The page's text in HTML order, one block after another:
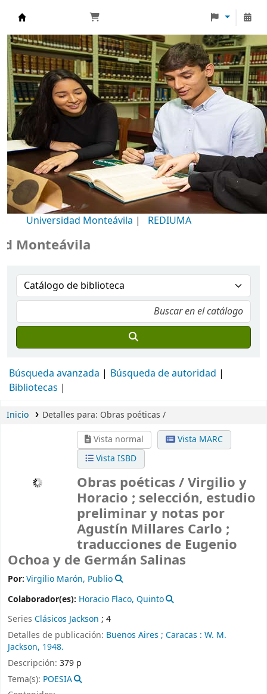
Biblioteca Universidad Monteávila
Universidad Monteávila | REDIUMA
Búsqueda avanzada
Búsqueda de autoridad
Bibliotecas
Inicio Detalles para: Obras poéticas /
Vista normal
Vista MARC
Vista ISBD
Obras poéticas /Virgilio y
Horacio ; selección, estudio
preliminar y notas por
Agustín Millares Carlo ;
traducciones de Eugenio
Ochoa y de Germán Salinas
Por:Virgilio Marón, Publio
Colaborador(es): Horacio Flaco, Quinto
Series Clásicos Jackson ; 4
Detalles de publicación: Buenos Aires ; Caracas : W. M.
Jackson, 1948.
Descripción: 379 p
Tema(s): POESIA